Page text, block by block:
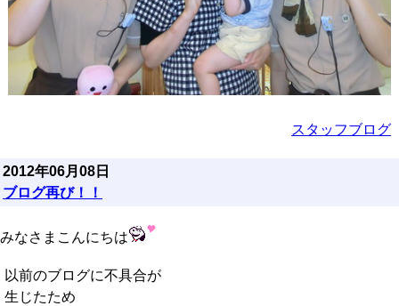
スタッフブログ
2012年06月08日
ブログ再び！！
みなさまこんにちは
以前のブログに不具合が
生じたため